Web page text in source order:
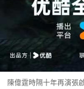
陳偉霆時隔十年再演張